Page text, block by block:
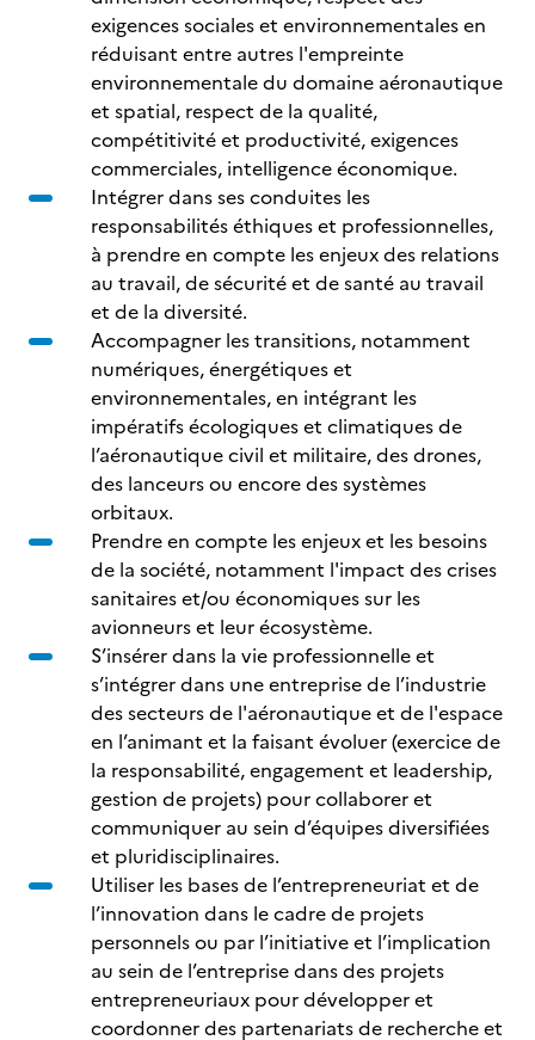
exigences sociales et environnementales en
réduisant entre autres l'empreinte
environnementale du domaine aéronautique
et spatial, respect de la qualité,
compétitivité et productivité, exigences
commerciales, intelligence économique.
Intégrer dans ses conduites les
responsabilités éthiques et professionnelles,
à prendre en compte les enjeux des relations
au travail, de sécurité et de santé au travail
et de la diversité.
Accompagner les transitions, notamment
numériques, énergétiques et
environnementales, en intégrant les
impératifs écologiques et climatiques de
l’aéronautique civil et militaire, des drones,
des lanceurs ou encore des systèmes
orbitaux.
Prendre en compte les enjeux et les besoins
de la société, notamment l'impact des crises
sanitaires et/ou économiques sur les
avionneurs et leur écosystème.
S’insérer dans la vie professionnelle et
s’intégrer dans une entreprise de l’industrie
des secteurs de l'aéronautique et de l'espace
en l’animant et la faisant évoluer (exercice de
la responsabilité, engagement et leadership,
gestion de projets) pour collaborer et
communiquer au sein d’équipes diversifiées
et pluridisciplinaires.
Utiliser les bases de l’entrepreneuriat et de
l’innovation dans le cadre de projets
personnels ou par l’initiative et l’implication
au sein de l’entreprise dans des projets
entrepreneuriaux pour développer et
coordonner des partenariats de recherche et